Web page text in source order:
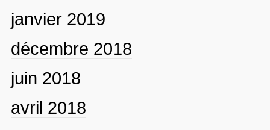
janvier 2019
décembre 2018
juin 2018
avril 2018